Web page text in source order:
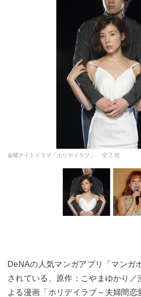
金曜ナイトドラマ「ホリデイラブ」 全 2 枚
DeNAの人気マンガアプリ「マンガ
されている、原作：こやまゆかり／
よる漫画「ホリデイラブ～夫婦間恋